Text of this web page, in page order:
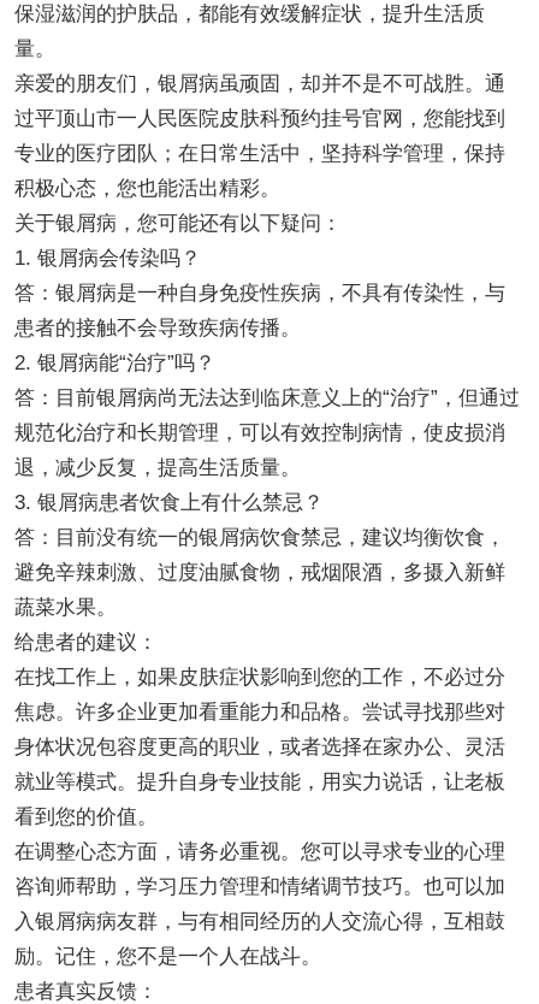
保湿滋润的护肤品，都能有效缓解症状，提升生活质
量。
亲爱的朋友们，银屑病虽顽固，却并不是不可战胜。通
过平顶山市一人民医院皮肤科预约挂号官网，您能找到
专业的医疗团队；在日常生活中，坚持科学管理，保持
积极心态，您也能活出精彩。
关于银屑病，您可能还有以下疑问：
1. 银屑病会传染吗？
答：银屑病是一种自身免疫性疾病，不具有传染性，与
患者的接触不会导致疾病传播。
2. 银屑病能“治疗”吗？
答：目前银屑病尚无法达到临床意义上的“治疗”，但通过
规范化治疗和长期管理，可以有效控制病情，使皮损消
退，减少反复，提高生活质量。
3. 银屑病患者饮食上有什么禁忌？
答：目前没有统一的银屑病饮食禁忌，建议均衡饮食，
避免辛辣刺激、过度油腻食物，戒烟限酒，多摄入新鲜
蔬菜水果。
给患者的建议：
在找工作上，如果皮肤症状影响到您的工作，不必过分
焦虑。许多企业更加看重能力和品格。尝试寻找那些对
身体状况包容度更高的职业，或者选择在家办公、灵活
就业等模式。提升自身专业技能，用实力说话，让老板
看到您的价值。
在调整心态方面，请务必重视。您可以寻求专业的心理
咨询师帮助，学习压力管理和情绪调节技巧。也可以加
入银屑病病友群，与有相同经历的人交流心得，互相鼓
励。记住，您不是一个人在战斗。
患者真实反馈：